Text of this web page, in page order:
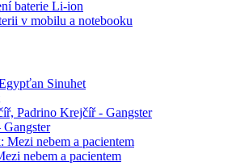
v mobilu a notebooku
nebem a pacientem